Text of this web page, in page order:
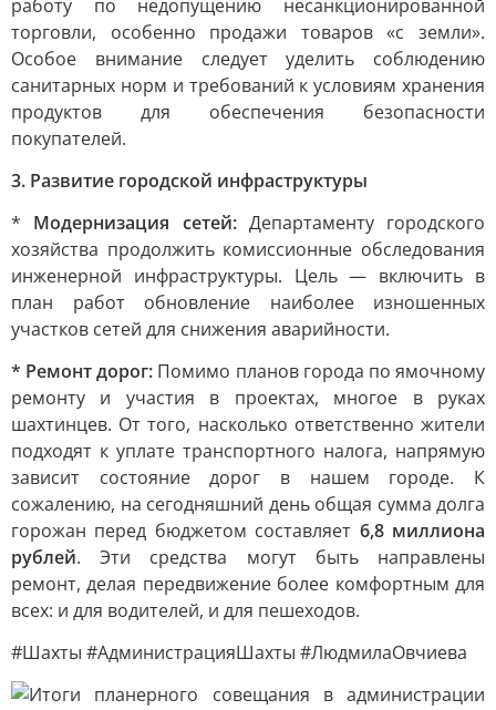
работу по недопущению несанкционированной
торговли, особенно продажи товаров «с земли».
Особое внимание следует уделить соблюдению
санитарных норм и требований к условиям хранения
продуктов для обеспечения безопасности
покупателей.
3. Развитие городской инфраструктуры
* Модернизация сетей:Департаменту городского
хозяйства продолжить комиссионные обследования
инженерной инфраструктуры. Цель — включить в
план работ обновление наиболее изношенных
участков сетей для снижения аварийности.
* Ремонт дорог: Помимо планов города по ямочному
ремонту и участия в проектах, многое в руках
шахтинцев. От того, насколько ответственно жители
подходят к уплате транспортного налога, напрямую
зависит состояние дорог в нашем городе. К
сожалению, на сегодняшний день общая сумма долга
горожан перед бюджетом составляет 6,8 миллиона
рублей. Эти средства могут быть направлены
ремонт, делая передвижение более комфортным для
всех: и для водителей, и для пешеходов.
#Шахты #АдминистрацияШахты #ЛюдмилаОвчиева